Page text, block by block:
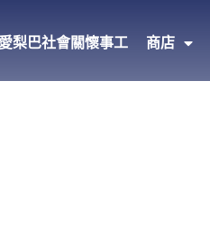
愛梨巴社會關懷事工 商店